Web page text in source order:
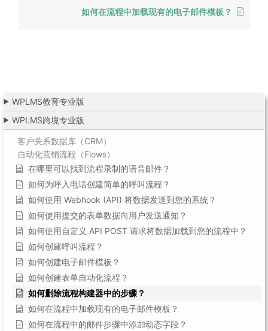
WPLMS教育专业版
WPLMS跨境专业版
客户关系数据库（CRM）
自动化营销流程（Flows）
在哪里可以找到流程录制的语音邮件？
如何为呼入电话创建简单的呼叫流程？
如何使用 Webhook (API) 将数据发送到您的系统？
如何使用提交的表单数据向用户发送通知？
如何使用自定义 API POST 请求将数据加载到您的流程中？
如何创建呼叫流程？
如何创建电子邮件模板？
如何创建表单自动化流程？
如何删除流程构建器中的步骤？
如何在流程中加载现有的电子邮件模板？
如何在流程中的邮件步骤中添加动态字段？
如何在流程中加载现有的电子邮件模板？